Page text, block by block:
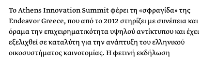
Το Athens Innovation Summit φέρει τη «σφραγίδα» της
Endeavor Greece, που από το 2012 στηρίζει με συνέπεια και
όραμα την επιχειρηματικότητα υψηλού αντίκτυπου και έχει
εξελιχθεί σε καταλύτη για την ανάπτυξη του ελληνικού
οικοσυστήματος καινοτομίας. Η φετινή εκδήλωση